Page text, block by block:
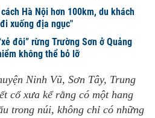
Hà Nội hơn 100km, du khách
xuống địa ngục"
đôi” rừng Trường Sơn ở Quảng
không thể bỏ lỡ
Ninh Vũ, Sơn Tây, Trung
cổ xưa kể rằng có một hang
trong núi, không chỉ có những